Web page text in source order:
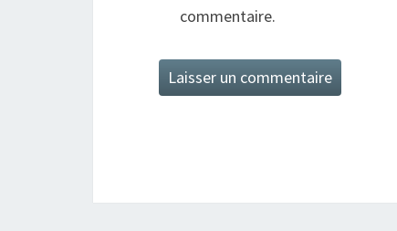
commentaire.